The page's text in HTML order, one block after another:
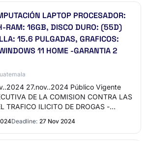
LAPTOP PROCESADOR:
16GB, DISCO DURO: (55D)
15.6 PULGADAS, GRAFICOS:
11 HOME -GARANTIA 2
27.nov..2024 Público Vigente
DE LA COMISION CONTRA LAS
TRAFICO ILICITO DE DROGAS -
Deadline: 27 Nov 2024